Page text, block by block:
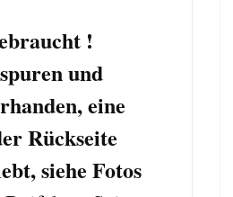
!
und
eine
Rückseite
siehe Fotos